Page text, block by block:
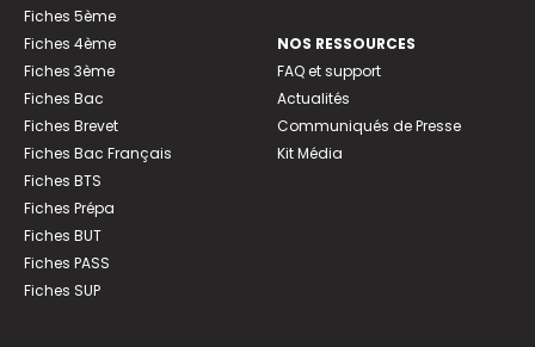
Fiches 5ème
Fiches 4ème
Fiches 3ème
Fiches Bac
Fiches Brevet
Fiches Bac Français
Fiches BTS
Fiches Prépa
Fiches BUT
Fiches PASS
Fiches SUP
NOS RESSOURCES
FAQ et support
Actualités
Communiqués de Presse
Kit Média